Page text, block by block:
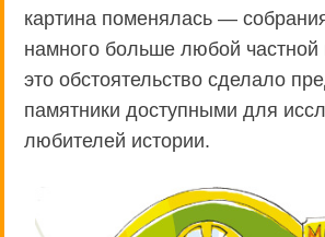
картина поменялась —
намного больше любой частной
это обстоятельство сделало
памятники доступными для
любителей истории.